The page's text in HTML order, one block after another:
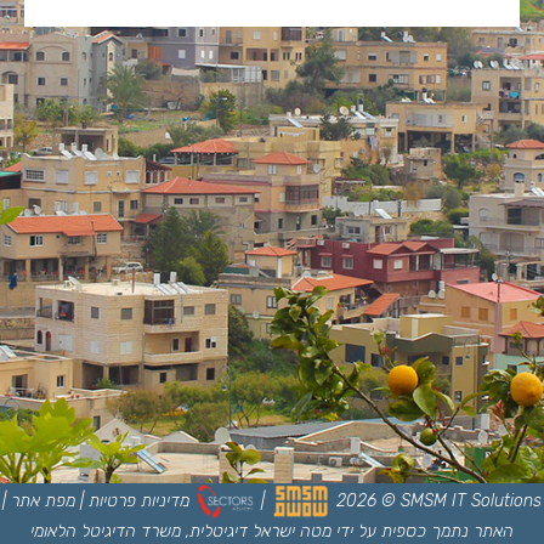
SMSM IT Solutions
©
2026
| מדיניות פרטיות|מפת אתר |
האתר נתמך כספית על ידי מטה ישראל דיגיטלית, משרד הדיגיטל הלאומי